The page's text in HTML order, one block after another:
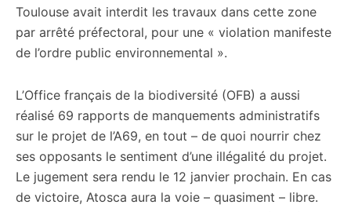
Toulouse avait interdit les travaux dans cette zone
par arrêté préfectoral, pour une « violation manifeste
de l’ordre public environnemental ».
L’Office français de la biodiversité (OFB) a aussi
réalisé 69 rapports de manquements administratifs
sur le projet de l’A69, en tout – de quoi nourrir chez
ses opposants le sentiment d’une illégalité du projet.
Le jugement sera rendu le 12 janvier prochain. En cas
de victoire, Atosca aura la voie – quasiment – libre.